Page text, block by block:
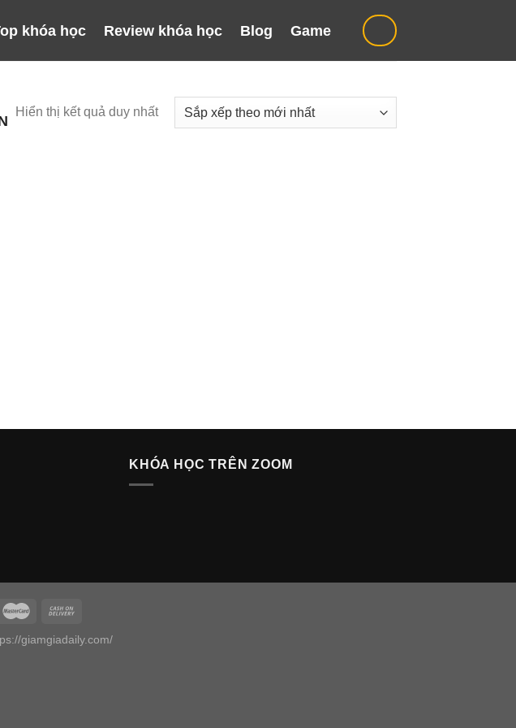
khóa học Review khóa học Blog Game
Hiển thị kết quả duy nhất
KHÓA HỌC TRÊN ZOOM
giamgiadaily.com/